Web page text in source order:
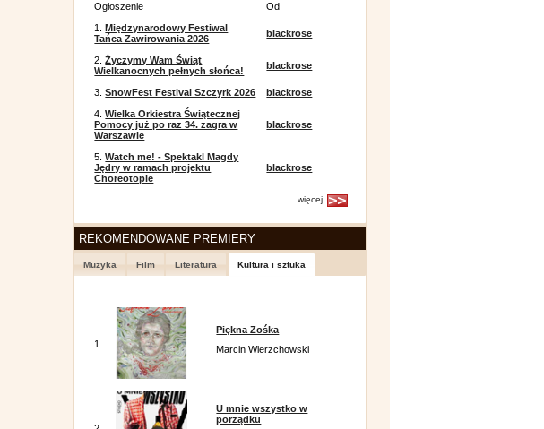
Ogłoszenie
Od
1.Międzynarodowy Festiwal
Tańca Zawirowania 2026
blackrose
2.Życzymy Wam Świąt
Wielkanocnych pełnych słońca!
blackrose
3.SnowFest Festival Szczyrk 2026
blackrose
4.Wielka Orkiestra Świątecznej
Pomocy już po raz 34. zagra w
Warszawie
blackrose
5.Watch me! - Spektakl Magdy
Jędry w ramach projektu
Choreotopie
blackrose
więcej
REKOMENDOWANE PREMIERY
Muzyka Film Literatura Kultura i sztuka
1
Piękna Zośka
Marcin Wierzchowski
U mnie wszystko w
porządku